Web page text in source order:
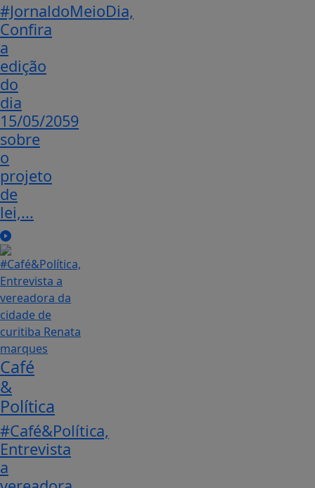
#JornaldoMeioDia,
Confira
a
edição
do
dia
15/05/2059
sobre
o
projeto
de
lei,...
Café
&
Política
#Café&Política,
Entrevista
a